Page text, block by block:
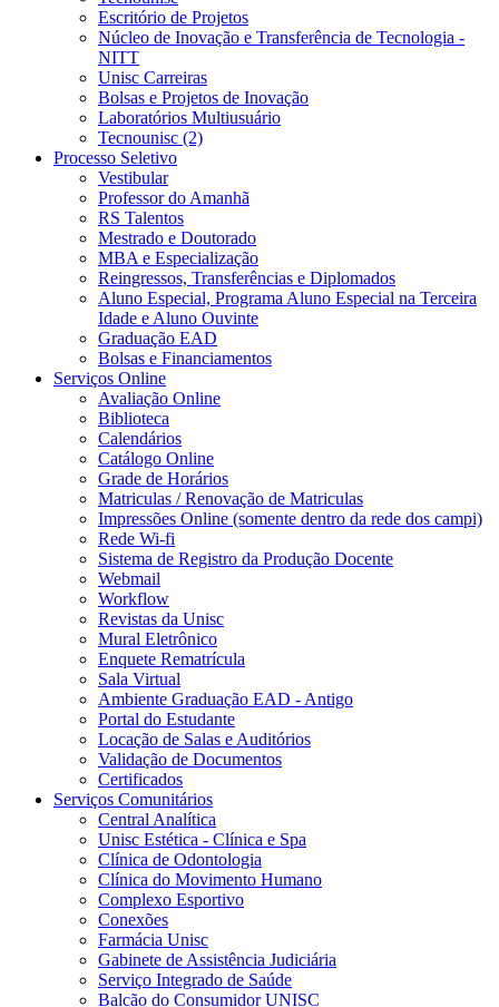
Escritório de Projetos
Núcleo de Inovação e Transferência de Tecnologia -
NITT
Unisc Carreiras
Bolsas e Projetos de Inovação
Laboratórios Multiusuário
Tecnounisc (2)
Processo Seletivo
Vestibular
Professor do Amanhã
RS Talentos
Mestrado e Doutorado
MBA e Especialização
Reingressos, Transferências e Diplomados
Aluno Especial, Programa Aluno Especial na Terceira
Idade e Aluno Ouvinte
Graduação EAD
Bolsas e Financiamentos
Serviços Online
Avaliação Online
Biblioteca
Calendários
Catálogo Online
Grade de Horários
Matriculas / Renovação de Matriculas
Impressões Online (somente dentro da rede dos campi)
Rede Wi-fi
Sistema de Registro da Produção Docente
Webmail
Workflow
Revistas da Unisc
Mural Eletrônico
Enquete Rematrícula
Sala Virtual
Ambiente Graduação EAD - Antigo
Portal do Estudante
Locação de Salas e Auditórios
Validação de Documentos
Certificados
Serviços Comunitários
Central Analítica
Unisc Estética - Clínica e Spa
Clínica de Odontologia
Clínica do Movimento Humano
Complexo Esportivo
Conexões
Farmácia Unisc
Gabinete de Assistência Judiciária
Serviço Integrado de Saúde
Balcão do Consumidor UNISC